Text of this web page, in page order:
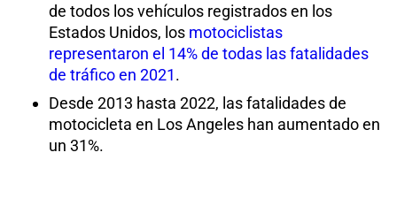
de todos los vehículos registrados en los
Estados Unidos, los motociclistas
representaron el 14% de todas las fatalidades
de tráfico en 2021.
Desde 2013 hasta 2022, las fatalidades de
motocicleta en Los Angeles han aumentado en
un 31%.